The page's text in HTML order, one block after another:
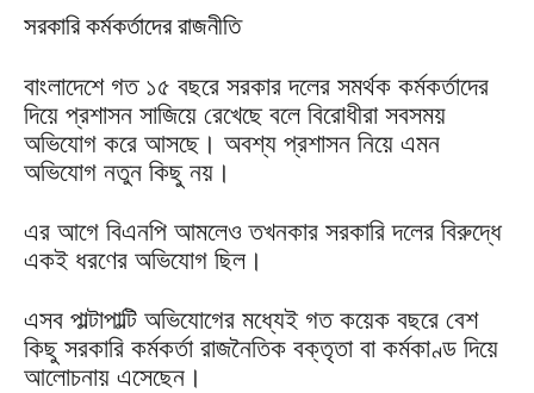
সরকারি কর্মকর্তাদের রাজনীতি
বাংলাদেশে গত ১৫ বছরে সরকার দলের সমর্থক কর্মকর্তাদের
দিয়ে প্রশাসন সাজিয়ে রেখেছে বলে বিরোধীরা সবসময়
অভিযোগ করে আসছে। অবশ্য প্রশাসন নিয়ে এমন
অভিযোগ নতুন কিছু নয়।
এর আগে বিএনপি আমলেও তখনকার সরকারি দলের বিরুদ্ধে
একই ধরণের অভিযোগ ছিল।
এসব পাল্টাপাল্টি অভিযোগের মধ্যেই গত কয়েক বছরে বেশ
কিছু সরকারি কর্মকর্তা রাজনৈতিক বক্তৃতা বা কর্মকাণ্ড দিয়ে
আলোচনায় এসেছেন।